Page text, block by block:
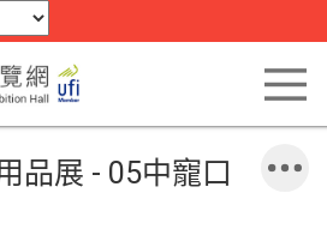
品展 - 05中寵口